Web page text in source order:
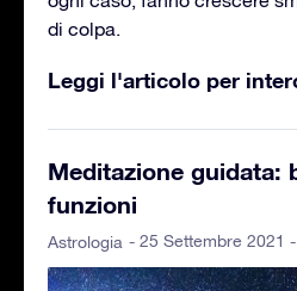
di colpa.
Leggi l'articolo per
Meditazione guidata:
funzioni
Astrologia - 25 Settembre 2021 -